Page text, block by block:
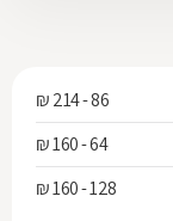
86 - 214 ₪
64 - 160 ₪
128 - 160 ₪